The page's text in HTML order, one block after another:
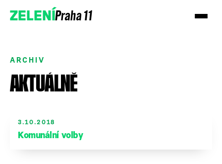
ZELENÍPraha 11
Podpořte nás
ARCHIV
AKTUÁLNĚ
3.10.2018
Komunální volby